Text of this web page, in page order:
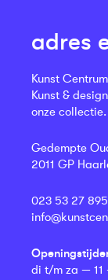
adres
Kunst
Kunst &
onze collectie.
Gedempte
2011 GP
023 53 27 895
di t/m za — 11